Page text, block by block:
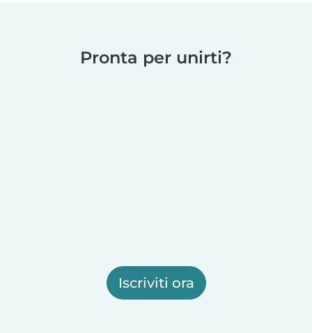
Pronta per unirti?
Iscriviti ora